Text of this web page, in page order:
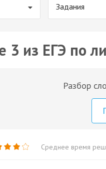
Задания
3 из ЕГЭ по
Разбор
Среднее время